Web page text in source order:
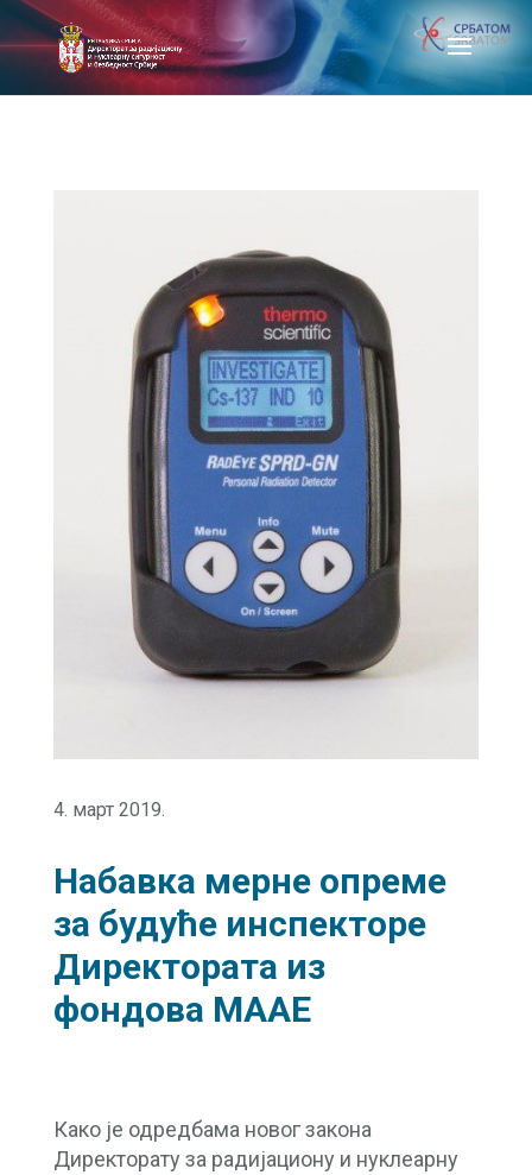
4. март 2019.
Набавка мерне опреме
за будуће инспекторе
Директората из
фондова МААЕ
Како је одредбама новог закона
Директорату за радијациону и нуклеарну